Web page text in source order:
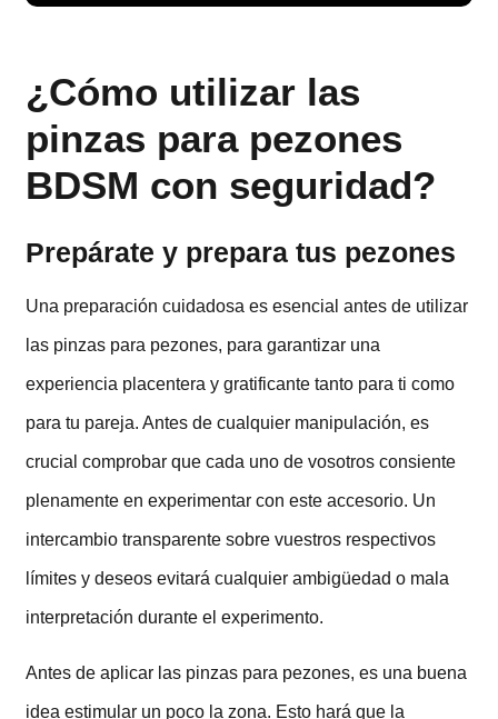
¿Cómo utilizar las
pinzas para pezones
BDSM con seguridad?
Prepárate y prepara tus pezones
Una preparación cuidadosa es esencial antes de utilizar
las pinzas para pezones, para garantizar una
experiencia placentera y gratificante tanto para ti como
para tu pareja. Antes de cualquier manipulación, es
crucial comprobar que cada uno de vosotros consiente
plenamente en experimentar con este accesorio. Un
intercambio transparente sobre vuestros respectivos
límites y deseos evitará cualquier ambigüedad o mala
interpretación durante el experimento.
Antes de aplicar las pinzas para pezones, es una buena
idea estimular un poco la zona. Esto hará que la